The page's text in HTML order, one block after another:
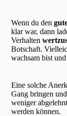
Wenn du den
klar war, dann
Verhalten
Botschaft.
wachsam bist
Eine solche
Gang bringen
weniger
werden können.